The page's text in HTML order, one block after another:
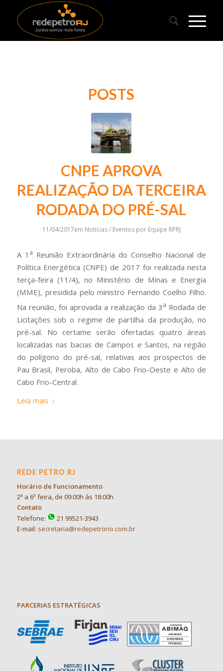
POSTS
CNPE APROVA
REALIZAÇÃO DA TERCEIRA
RODADA DO PRÉ-SAL
11/04/2017em Notícias / Eventos por Equipe RPRJ
A 1 a Reunião Extraordinária do Conselho Nacional de
Política Energética (CNPE) de 2017 foi realizada nesta
terça-feira (11/4), no Ministério de Minas e Energia
(MME), presidida pelo ministro Fernando Coelho Filho.
Na reunião, foi aprovada a realização da 3a Rodada de
Licitações sob o regime de partilha da produção, no
pré-sal. No certame serão ofertadas quatro áreas
localizadas nas bacias de Campos e Santos, na região
do polígono do pré-sal, relativas aos prospectos de
Pau Brasil, Peroba, Alto de Cabo Frio-Oeste e Alto de
Cabo Frio-Central.
Leia mais
REDE PETRO RJ
Horário de Funcionamento
2ª a 6ª feira, de 09:00h às 18:00h
Contato
Telefone:
21 99521-3943
E-mail: secretaria@redepetrorio.com.br
PARCERIAS ESTRATÉGICAS